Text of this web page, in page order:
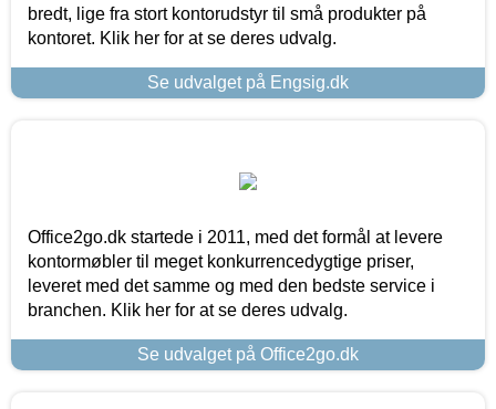
bredt, lige fra stort kontorudstyr til små produkter på
kontoret. Klik her for at se deres udvalg.
Se udvalget på Engsig.dk
Office2go.dk startede i 2011, med det formål at levere
kontormøbler til meget konkurrencedygtige priser,
leveret med det samme og med den bedste service i
branchen. Klik her for at se deres udvalg.
Se udvalget på Office2go.dk